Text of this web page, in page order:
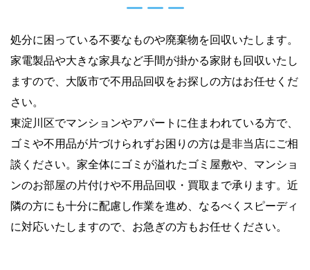
処分に困っている不要なものや廃棄物を回収いたします。
家電製品や大きな家具など手間が掛かる家財も回収いたし
ますので、大阪市で不用品回収をお探しの方はお任せくだ
さい。
東淀川区でマンションやアパートに住まわれている方で、
ゴミや不用品が片づけられずお困りの方は是非当店にご相
談ください。家全体にゴミが溢れたゴミ屋敷や、マンショ
ンのお部屋の片付けや不用品回収・買取まで承ります。近
隣の方にも十分に配慮し作業を進め、なるべくスピーディ
に対応いたしますので、お急ぎの方もお任せください。